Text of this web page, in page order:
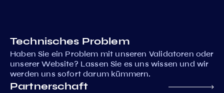
Technisches Problem
Haben Sie ein Problem mit unseren Validatoren oder
unserer Website? Lassen Sie es uns wissen und wir
werden uns sofort darum kümmern.
Partnerschaft